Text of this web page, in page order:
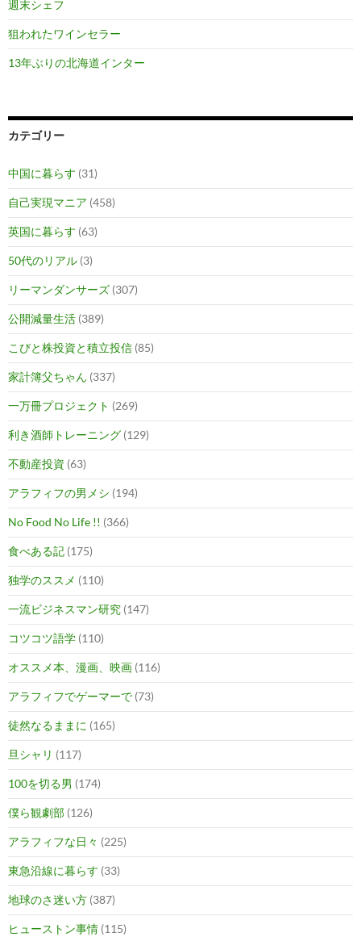
週末シェフ
狙われたワインセラー
13年ぶりの北海道インター
カテゴリー
中国に暮らす (31)
自己実現マニア (458)
英国に暮らす (63)
50代のリアル (3)
リーマンダンサーズ (307)
公開減量生活 (389)
こびと株投資と積立投信 (85)
家計簿父ちゃん (337)
一万冊プロジェクト (269)
利き酒師トレーニング (129)
不動産投資 (63)
アラフィフの男メシ (194)
No Food No Life !! (366)
食べある記 (175)
独学のススメ (110)
一流ビジネスマン研究 (147)
コツコツ語学 (110)
オススメ本、漫画、映画 (116)
アラフィフでゲーマーで (73)
徒然なるままに (165)
旦シャリ (117)
100を切る男 (174)
僕ら観劇部 (126)
アラフィフな日々 (225)
東急沿線に暮らす (33)
地球のさ迷い方 (387)
ヒューストン事情 (115)